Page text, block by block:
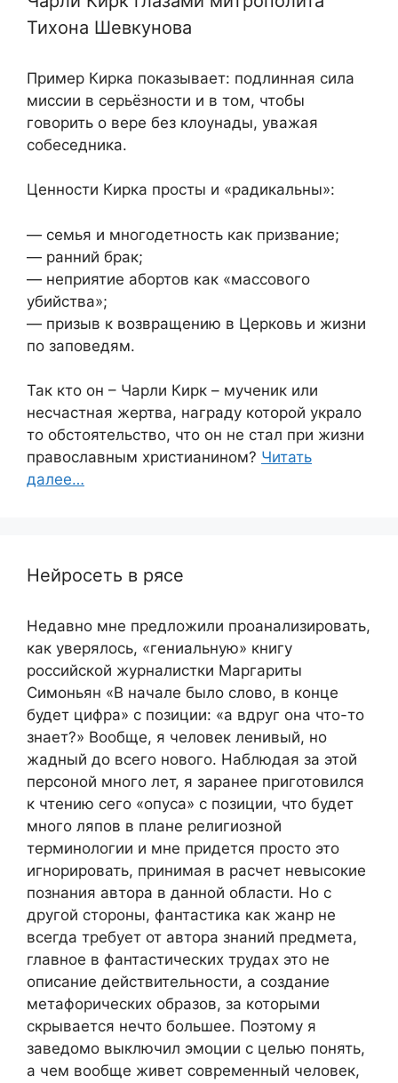
Тихона Шевкунова
Пример Кирка показывает: подлинная сила
миссии в серьёзности и в том, чтобы
говорить о вере без клоунады, уважая
собеседника.
Ценности Кирка просты и «радикальны»:
— семья и многодетность как призвание;
— ранний брак;
— неприятие абортов как «массового
убийства»;
— призыв к возвращению в Церковь и жизни
по заповедям.
Так кто он – Чарли Кирк – мученик или
несчастная жертва, награду которой украло
то обстоятельство, что он не стал при жизни
православным христианином? Читать
далее…
Нейросеть в рясе
Недавно мне предложили проанализировать,
как уверялось, «гениальную» книгу
российской журналистки Маргариты
Симоньян «В начале было слово, в конце
будет цифра» с позиции: «а вдруг она что-то
знает?» Вообще, я человек ленивый, но
жадный до всего нового. Наблюдая за этой
персоной много лет, я заранее приготовился
к чтению сего «опуса» с позиции, что будет
много ляпов в плане религиозной
терминологии и мне придется просто это
игнорировать, принимая в расчет невысокие
познания автора в данной области. Но с
другой стороны, фантастика как жанр не
всегда требует от автора знаний предмета,
главное в фантастических трудах это не
описание действительности, а создание
метафорических образов, за которыми
скрывается нечто большее. Поэтому я
заведомо выключил эмоции с целью понять,
а чем вообще живет современный человек,